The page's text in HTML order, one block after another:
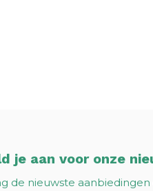
je aan voor onze
de nieuwste